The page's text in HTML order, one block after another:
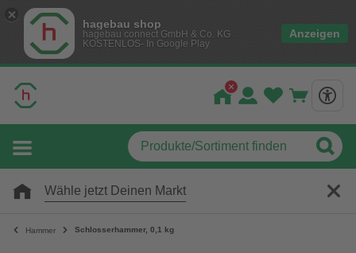
hagebau shop
hagebau connect GmbH & Co. KG
KOSTENLOS- In Google Play
Anzeigen
Wähle jetzt Deinen Markt
Hammer Schlosserhammer, 0,1 kg